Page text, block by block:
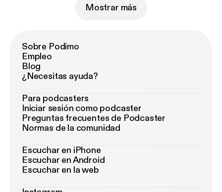
Mostrar más
Sobre Podimo
Empleo
Blog
¿Necesitas ayuda?
Para podcasters
Iniciar sesión como podcaster
Preguntas frecuentes de Podcaster
Normas de la comunidad
Escuchar en iPhone
Escuchar en Android
Escuchar en la web